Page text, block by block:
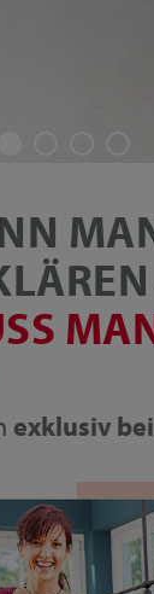
exklusiv